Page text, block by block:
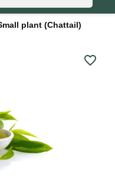
plant (Chattail)
favorite_border